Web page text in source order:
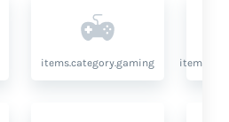
items.category.gaming